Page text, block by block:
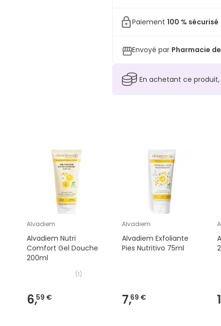
Paiement 100 % sécurisé
Envoyé par Pharmacie
En achetant ce
Alvadiem
Alvadiem Nutri
Comfort Gel Douche
200ml
(1)
6,59 €
Alvadiem
Alvadiem Exfoliante
Pies Nutritivo 75ml
7,69 €